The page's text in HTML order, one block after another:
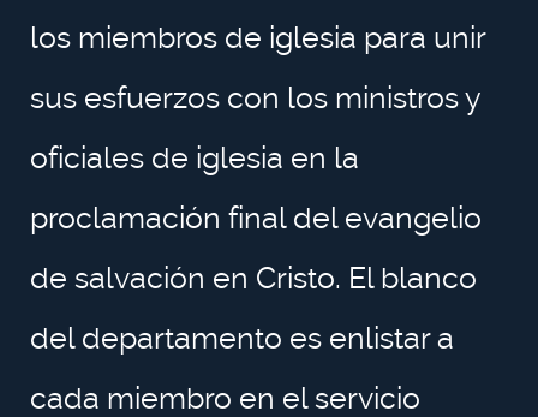
los miembros de iglesia para unir
sus esfuerzos con los ministros y
oficiales de iglesia en la
proclamación final del evangelio
de salvación en Cristo. El blanco
del departamento es enlistar a
cada miembro en el servicio